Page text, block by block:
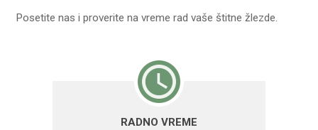
Posetite nas i proverite na vreme rad vaše štitne žlezde.
RADNO VREME